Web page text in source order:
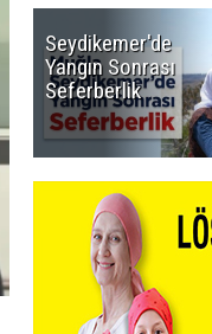
Seydikemer'de
Yangın Sonrası
Seferberlik